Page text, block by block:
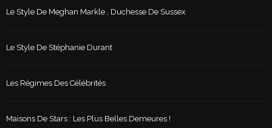
Le Style De Meghan Markle , Duchesse De Sussex
Le Style De Stéphanie Durant
Les Régimes Des Célébrités
Maisons De Stars : Les Plus Belles Demeures !